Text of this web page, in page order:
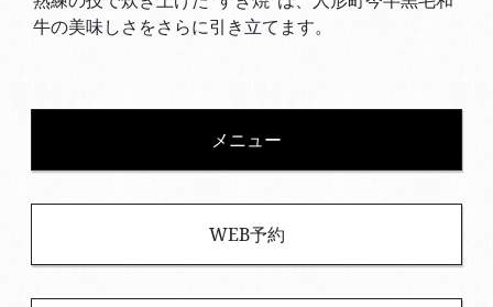
牛の美味しさをさらに引き立てます。
メニュー
WEB予約